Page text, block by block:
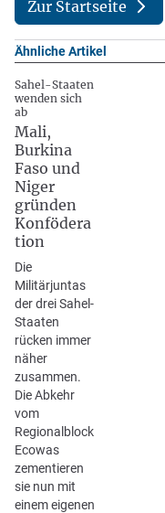
Zur Startseite
Ähnliche Artikel
Sahel-Staaten
wenden sich
ab
Mali,
Burkina
Faso und
Niger
gründen
Konfödera
tion
Die
Militärjuntas
der drei Sahel-
Staaten
rücken immer
näher
zusammen.
Die Abkehr
vom
Regionalblock
Ecowas
zementieren
sie nun mit
einem eigenen